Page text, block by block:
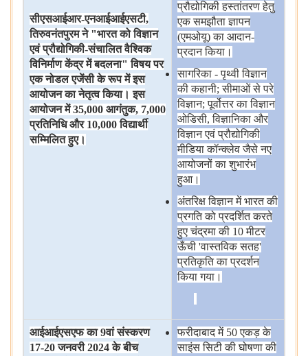
सीएसआईआर-एनआईआईएसटी,
तिरुवनंतपुरम ने"भारत को विज्ञान
एवं प्रौद्योगिकी-संचालित वैश्विक
विनिर्माण केंद्र में बदलना"विषय पर
एक नोडल एजेंसी के रूप में इस
आयोजन का नेतृत्व किया। इस
आयोजन में35,000 आगंतुक, 7,000
प्रतिनिधि और10,000विद्यार्थी
सम्मिलित हुए।
प्रौद्योगिकी हस्तांतरण हेतु
एक समझौता ज्ञापन
(एमओयू) का आदान-
प्रदान किया।
सागरिका - पृथ्वी विज्ञान
की कहानी; सीमाओं से परे
विज्ञान; पूर्वोत्तर का विज्ञान
ओडिसी, विज्ञानिका और
विज्ञान एवं प्रौद्योगिकी
मीडिया कॉन्क्लेव जैसे नए
आयोजनों का शुभारंभ
हुआ।
अंतरिक्ष विज्ञान में भारत की
प्रगति को प्रदर्शित करते
हुए चंद्रमा की 10 मीटर
ऊँची 'वास्तविक सतह'
प्रतिकृति का प्रदर्शन
किया गया।
आईआईएसएफ का9वां संस्करण
17-20जनवरी2024के बीच
फरीदाबाद में 50 एकड़ के
साइंस सिटी की घोषणा की